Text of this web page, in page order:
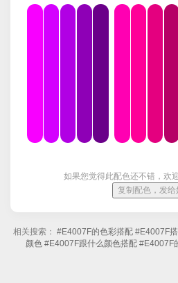
如果您觉得此配色还不错，欢
复制配色，发给
相关搜索： #E4007F的色彩搭配 #E4007F
颜色 #E4007F跟什么颜色搭配 #E4007F